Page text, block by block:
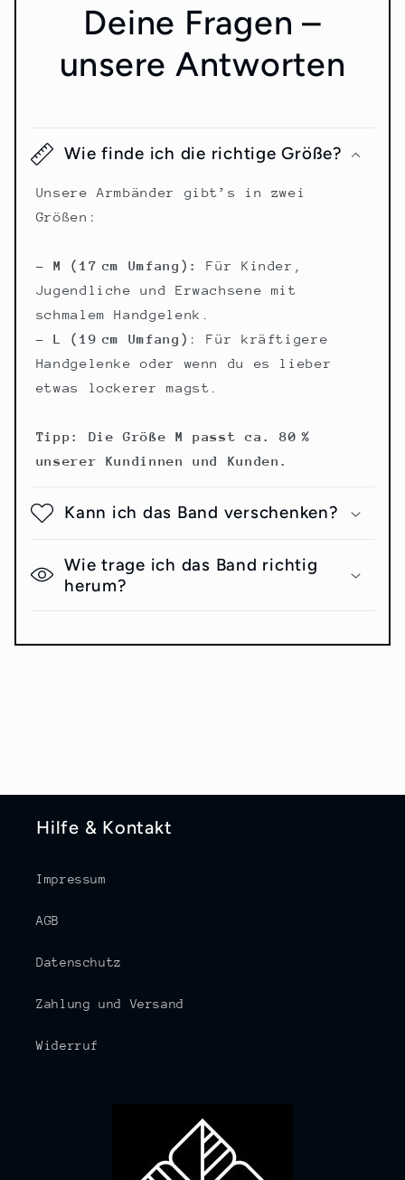
Deine Fragen –
unsere Antworten
Wie finde ich die richtige Größe?
Unsere Armbänder gibt’s in zwei
Größen:
– M (17 cm Umfang):Für Kinder,
Jugendliche und Erwachsene mit
schmalem Handgelenk.
– L (19 cm Umfang) : Für kräftigere
Handgelenke oder wenn du es lieber
etwas lockerer magst.
Tipp: Die Größe M passt ca. 80 %
unserer Kundinnen und Kunden.
Kann ich das Band verschenken?
Wie trage ich das Band richtig
herum?
Hilfe & Kontakt
Impressum
AGB
Datenschutz
Zahlung und Versand
Widerruf